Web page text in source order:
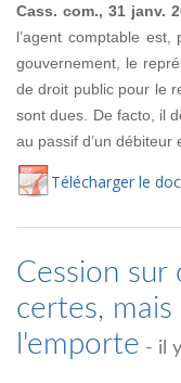
Cass. com., 31 janv.
l’agent comptable
gouvernement, le
de droit public pour le
sont dues. De facto, il
au passif d’un débiteur
Télécharger le
Cession sur
certes,
l'emporte - il